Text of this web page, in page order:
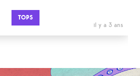
TOPS
il y a 3 ans